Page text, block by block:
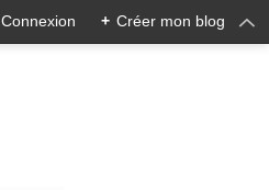
Connexion + Créer mon blog